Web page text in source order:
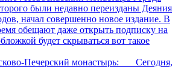
были недавно переизданы Деяния
начал совершенно новое издание. В
обещают даже открыть подписку на
будет скрываться вот такое
Печерский монастырь: Сегодня,